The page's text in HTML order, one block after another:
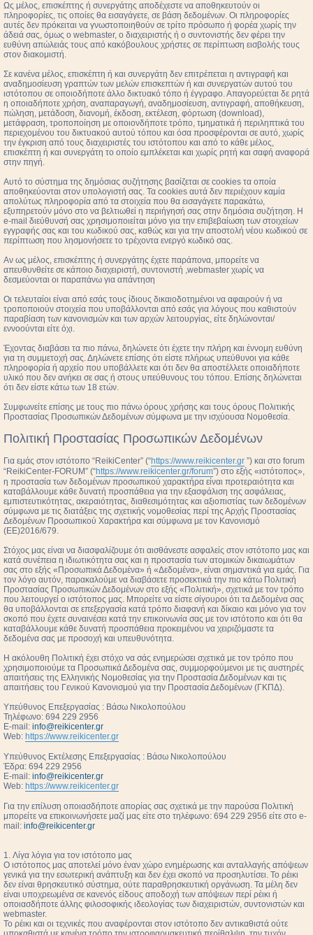
Ως μέλος, επισκέπτης ή συνεργάτης αποδέχεστε να αποθηκευτούν οι
πληροφορίες, τις οποίες θα εισαγάγετε, σε βάση δεδομένων. Οι πληροφορίες
αυτές δεν πρόκειται να γνωστοποιηθούν σε τρίτο πρόσωπο ή φορέα χωρίς την
άδειά σας, όμως ο webmaster, ο διαχειριστής ή ο συντονιστής δεν φέρει την
ευθύνη απώλειάς τους από κακόβουλους χρήστες σε περίπτωση εισβολής τους
στον διακομιστή.
Σε κανένα μέλος, επισκέπτη ή και συνεργάτη δεν επιτρέπεται η αντιγραφή και
αναδημοσίευση γραπτών των μελών επισκεπτών ή και συνεργατών αυτού του
ιστότοπου σε οποιοδήποτε άλλο δικτυακό τόπο ή έγγραφο. Απαγορεύεται δε ρητά
η οποιαδήποτε χρήση, αναπαραγωγή, αναδημοσίευση, αντιγραφή, αποθήκευση,
πώληση, μετάδοση, διανομή, έκδοση, εκτέλεση, φόρτωση (download),
μετάφραση, τροποποίηση με οποιονδήποτε τρόπο, τμηματικά ή περιληπτικά του
περιεχομένου του δικτυακού αυτού τόπου και όσα προσφέρονται σε αυτό, χωρίς
την έγκριση από τους διαχειριστές του ιστότοπου και από το κάθε μέλος,
επισκέπτη ή και συνεργάτη το οποίο εμπλέκεται και χωρίς ρητή και σαφή αναφορά
στην πηγή.
Αυτό το σύστημα της δημόσιας συζήτησης βασίζεται σε cookies τα οποία
αποθηκεύονται στον υπολογιστή σας. Τα cookies αυτά δεν περιέχουν καμία
απολύτως πληροφορία από τα στοιχεία που θα εισαγάγετε παρακάτω,
εξυπηρετούν μόνο στο να βελτιωθεί η περιήγησή σας στην δημόσια συζήτηση. Η
e-mail διεύθυνσή σας χρησιμοποιείται μόνο για την επιβεβαίωση των στοιχείων
εγγραφής σας και του κωδικού σας, καθώς και για την αποστολή νέου κωδικού σε
περίπτωση που λησμονήσετε το τρέχοντα ενεργό κωδικό σας.
Αν ως μέλος, επισκέπτης ή συνεργάτης έχετε παράπονα, μπορείτε να
απευθυνθείτε σε κάποιο διαχειριστή, συντονιστή ,webmaster χωρίς να
δεσμεύονται οι παραπάνω για απάντηση
Οι τελευταίοι είναι από εσάς τους ίδιους δικαιοδοτημένοι να αφαιρούν ή να
τροποποιούν στοιχεία που υποβάλλονται από εσάς για λόγους που καθιστούν
παραβίαση των κανονισμών και των αρχών λειτουργίας, είτε δηλώνονται/
εννοούνται είτε όχι.
Έχοντας διαβάσει τα πιο πάνω, δηλώνετε ότι έχετε την πλήρη και έννομη ευθύνη
για τη συμμετοχή σας. Δηλώνετε επίσης ότι είστε πλήρως υπεύθυνοι για κάθε
πληροφορία ή αρχείο που υποβάλλετε και ότι δεν θα αποστέλλετε οποιαδήποτε
υλικό που δεν ανήκει σε σας ή στους υπεύθυνους του τόπου. Επίσης δηλώνεται
ότι δεν είστε κάτω των 18 ετών.
Συμφωνείτε επίσης με τους πιο πάνω όρους χρήσης και τους όρους Πολιτικής
Προστασίας Προσωπικών Δεδομένων σύμφωνα με την ισχύουσα Νομοθεσία.
Πολιτική Προστασίας Προσωπικών Δεδομένων
Για εμάς στον ιστότοπο “ReikiCenter” (“https://www.reikicenter.gr ”) και στο forum
“ReikiCenter-FORUM” (“https://www.reikicenter.gr/forum”) στο εξής «ιστότοπος»,
η προστασία των δεδομένων προσωπικού χαρακτήρα είναι προτεραιότητα και
καταβάλλουμε κάθε δυνατή προσπάθεια για την εξασφάλιση της ασφάλειας,
εμπιστευτικότητας, ακεραιότητας, διαθεσιμότητας και αξιοπιστίας των δεδομένων
σύμφωνα με τις διατάξεις της σχετικής νομοθεσίας περί της Αρχής Προστασίας
Δεδομένων Προσωπικού Χαρακτήρα και σύμφωνα με τον Κανονισμό
(ΕΕ)2016/679.
Στόχος μας είναι να διασφαλίζουμε ότι αισθάνεστε ασφαλείς στον ιστότοπο μας και
κατά συνέπεια η ιδιωτικότητα σας και η προστασία των ατομικών δικαιωμάτων
σας στο εξής «Προσωπικά Δεδομένα» ή «Δεδομένα», είναι σημαντικά για εμάς. Για
τον λόγο αυτόν, παρακαλούμε να διαβάσετε προσεκτικά την πιο κάτω Πολιτική
Προστασίας Προσωπικών Δεδομένων στο εξής «Πολιτική», σχετικά με τον τρόπο
που λειτουργεί ο ιστότοπος μας. Μπορείτε να είστε σίγουροι ότι τα Δεδομένα σας
θα υποβάλλονται σε επεξεργασία κατά τρόπο διαφανή και δίκαιο και μόνο για τον
σκοπό που έχετε συναινέσει κατά την επικοινωνία σας με τον ιστότοπο και ότι θα
καταβάλλουμε κάθε δυνατή προσπάθεια προκειμένου να χειριζόμαστε τα
δεδομένα σας με προσοχή και υπευθυνότητα.
Η ακόλουθη Πολιτική έχει στόχο να σάς ενημερώσει σχετικά με τον τρόπο που
χρησιμοποιούμε τα Προσωπικά Δεδομένα σας, συμμορφούμενοι με τις αυστηρές
απαιτήσεις της Ελληνικής Νομοθεσίας για την Προστασία Δεδομένων και τις
απαιτήσεις του Γενικού Κανονισμού για την Προστασία Δεδομένων (ΓΚΠΔ).
Υπεύθυνος Επεξεργασίας : Βάσω Νικολοπούλου
Τηλέφωνο: 694 229 2956
E-mail: info@reikicenter.gr
Web: https://www.reikicenter.gr
Υπεύθυνος Εκτέλεσης Επεξεργασίας : Βάσω Νικολοπούλου
Έδρα: 694 229 2956
E-mail: info@reikicenter.gr
Web: https://www.reikicenter.gr
Για την επίλυση οποιασδήποτε απορίας σας σχετικά με την παρούσα Πολιτική
μπορείτε να επικοινωνήσετε μαζί μας είτε στο τηλέφωνο: 694 229 2956 είτε στο e-
mail: info@reikicenter.gr
1. Λίγα λόγια για τον ιστότοπο μας
Ο ιστότοπος μας αποτελεί μόνο έναν χώρο ενημέρωσης και ανταλλαγής απόψεων
γενικά για την εσωτερική ανάπτυξη και δεν έχει σκοπό να προσηλυτίσει. To ρέικι
δεν είναι θρησκευτικό σύστημα, ούτε παραθρησκευτική οργάνωση. Τα μέλη δεν
είναι υποχρεωμένα σε κανενός είδους αποδοχή των απόψεων περί ρέικι ή
οποιασδήποτε άλλης φιλοσοφικής ιδεολογίας των διαχειριστών, συντονιστών και
webmaster.
Το ρέικι και οι τεχνικές που αναφέρονται στον ιστότοπο δεν αντικαθιστά ούτε